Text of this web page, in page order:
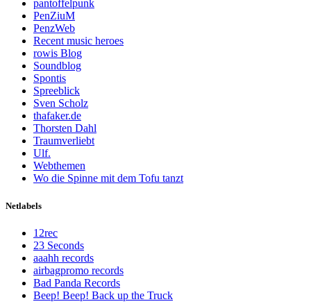
pantoffelpunk
PenZiuM
PenzWeb
Recent music heroes
rowis Blog
Soundblog
Spontis
Spreeblick
Sven Scholz
thafaker.de
Thorsten Dahl
Traumverliebt
Ulf.
Webthemen
Wo die Spinne mit dem Tofu tanzt
Netlabels
12rec
23 Seconds
aaahh records
airbagpromo records
Bad Panda Records
Beep! Beep! Back up the Truck